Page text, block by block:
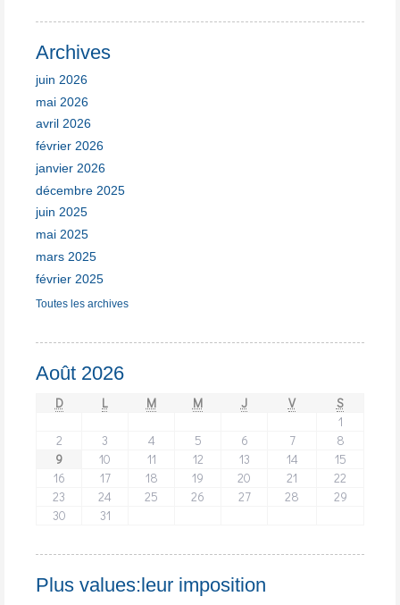
Archives
juin 2026
mai 2026
avril 2026
février 2026
janvier 2026
décembre 2025
juin 2025
mai 2025
mars 2025
février 2025
Toutes les archives
Août 2026
D L M M J V
S
1
2
3 4 5 6 7
8
9
10 11 12 13 14
15
16
17 18 19 20 21
22
23
24 25 26 27 28
29
30
31
Plus values:leur imposition